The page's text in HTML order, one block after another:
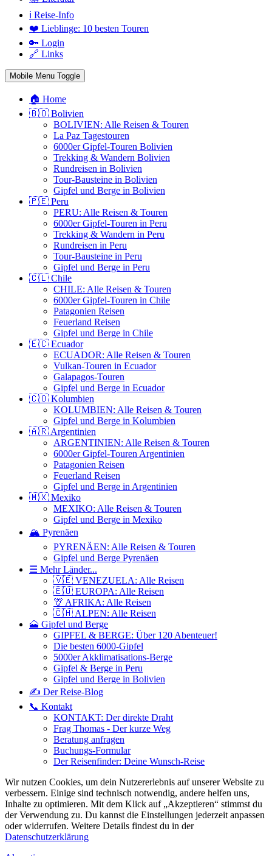
ℹ️ Reise-Info
❤️ Lieblinge: 10 besten Touren
🔑 Login
🔗 Links
Mobile Menu Toggle
🏠 Home
🇧🇴 Bolivien
BOLIVIEN: Alle Reisen & Touren
La Paz Tagestouren
6000er Gipfel-Touren Bolivien
Trekking & Wandern Bolivien
Rundreisen in Bolivien
Tour-Bausteine in Bolivien
Gipfel und Berge in Bolivien
🇵🇪 Peru
PERU: Alle Reisen & Touren
6000er Gipfel-Touren in Peru
Trekking & Wandern in Peru
Rundreisen in Peru
Tour-Bausteine in Peru
Gipfel und Berge in Peru
🇨🇱 Chile
CHILE: Alle Reisen & Touren
6000er Gipfel-Touren in Chile
Patagonien Reisen
Feuerland Reisen
Gipfel und Berge in Chile
🇪🇨 Ecuador
ECUADOR: Alle Reisen & Touren
Vulkan-Touren in Ecuador
Galapagos-Touren
Gipfel und Berge in Ecuador
🇨🇴 Kolumbien
KOLUMBIEN: Alle Reisen & Touren
Gipfel und Berge in Kolumbien
🇦🇷 Argentinien
ARGENTINIEN: Alle Reisen & Touren
6000er Gipfel-Touren Argentinien
Patagonien Reisen
Feuerland Reisen
Gipfel und Berge in Argentinien
🇲🇽 Mexiko
MEXIKO: Alle Reisen & Touren
Gipfel und Berge in Mexiko
🏔️ Pyrenäen
PYRENÄEN: Alle Reisen & Touren
Gipfel und Berge Pyrenäen
☰ Mehr Länder...
🇻🇪 VENEZUELA: Alle Reisen
🇪🇺 EUROPA: Alle Reisen
🦒 AFRIKA: Alle Reisen
🇨🇭 ALPEN: Alle Reisen
🗻 Gipfel und Berge
GIPFEL & BERGE: Über 120 Abenteuer!
Die besten 6000-Gipfel
5000er Akklimatisations-Berge
Gipfel & Berge in Peru
Gipfel und Berge in Bolivien
✍️ Der Reise-Blog
📞 Kontakt
KONTAKT: Der direkte Draht
Frag Thomas - Der kurze Weg
Beratung anfragen
Buchungs-Formular
Der Reisenfinder: Deine Wunsch-Reise
Wir nutzen Cookies, um dein Nutzererlebnis auf unserer Website zu
verbessern. Einige sind technisch notwendig, andere helfen uns,
Inhalte zu optimieren. Mit dem Klick auf „Akzeptieren“ stimmst du
der Verwendung zu. Du kannst die Einstellungen jederzeit anpassen
oder widerrufen. Weitere Details findest du in der
Datenschutzerklärung